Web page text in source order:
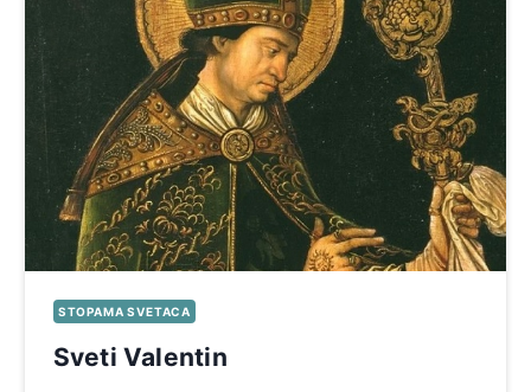
STOPAMA SVETACA
Sveti Valentin